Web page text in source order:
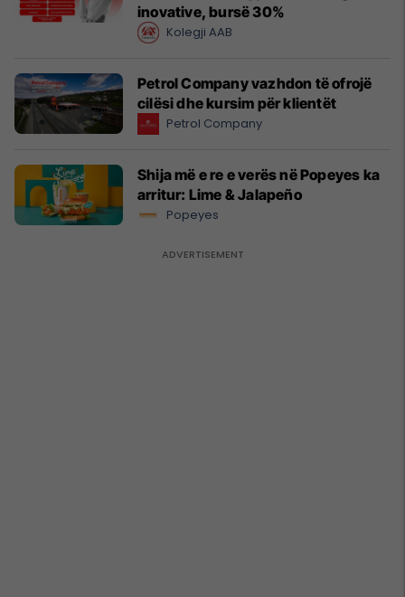
inovative, bursë 30%
Kolegji AAB
Petrol Company vazhdon të ofrojë
cilësi dhe kursim për klientët
Petrol Company
Shija më e re e verës në Popeyes ka
arritur: Lime & Jalapeño
Popeyes